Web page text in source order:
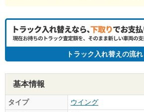
トラック入れ替えの流れ
基本情報
タイプ
ウイング